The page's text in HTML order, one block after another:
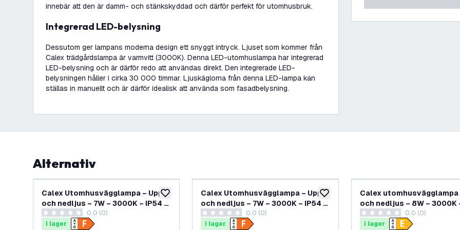
innebär att den är damm- och stänkskyddad och därför perfekt för utomhusbruk.
Integrerad LED-belysning
Dessutom ger lampans moderna design ett snyggt intryck. Ljuset som kommer från
Calex trädgårdslampa är varmvitt (3000K). Denna LED-utomhuslampa har integrerad
LED-belysning och är därför redo att användas direkt. Den integrerade LED-
belysningen håller i cirka 30 000 timmar. Ljuskäglorna från denna LED-lampa kan
ställas in manuellt och är därför idealisk att använda som fasadbelysning.
Alternativ
lägg till i önskelistan
Calex Utomhusvägglampa – Upp-
och nedljus – 7W – 3000K – IP54 –
Svart
0 stjärnbetyg 0.0 (0)
I lager
lägg till i önskelistan
Calex Utomhusvägglampa – Upp-
och nedljus – 7W – 3000K – IP54 –
Rostfärgad
0 stjärnbetyg 0.0 (0)
I lager
Calex utomhusvägglampa
och nedljus – 8W – 3000K
svart
0 stjärnbetyg 0.0 (0)
I lager